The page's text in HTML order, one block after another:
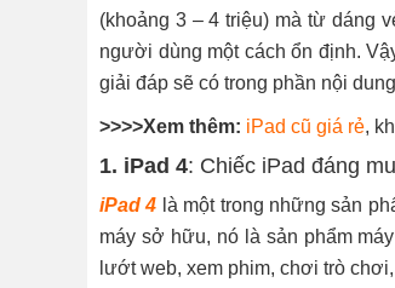
(khoảng 3 – 4 triệu) mà từ dáng
người dùng một cách ổn định.
giải đáp sẽ có trong phần nội
>>>>Xem thêm: iPad cũ giá rẻ,
1. iPad 4: Chiếc iPad đáng
iPad 4 là một trong những sản
máy sở hữu, nó là sản phẩm
lướt web, xem phim, chơi trò